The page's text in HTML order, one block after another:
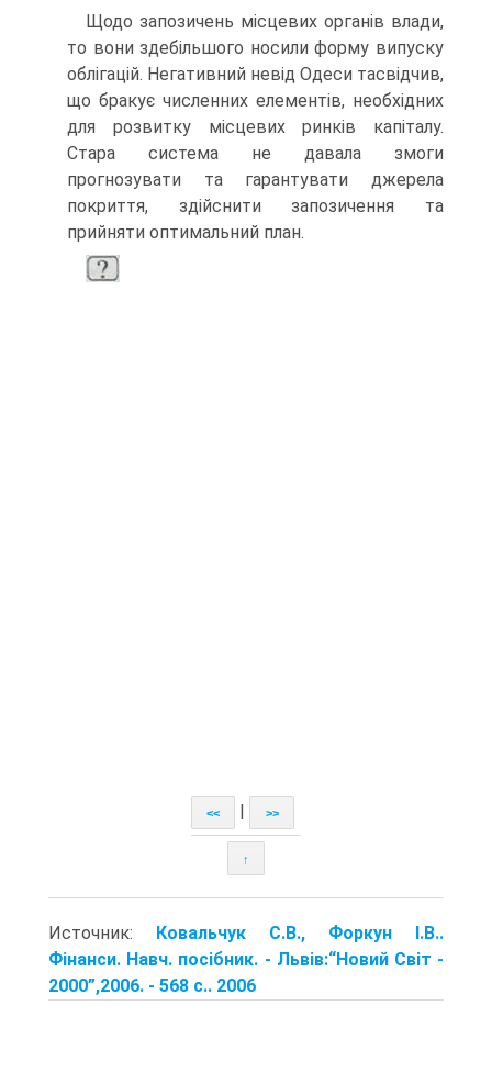
Щодо запозичень місцевих органів влади,
то вони здебільшого носили форму випуску
облігацій. Негативний невід Одеси тасвідчив,
що бракує численних елементів, необхідних
для розвитку місцевих ринків капіталу.
Стара система не давала змоги
прогнозувати та гарантувати джерела
покриття, здійснити запозичення та
прийняти оптимальний план.
<< >>
↑
Источник: Ковальчук С.В., Форкун І.В..
Фінанси. Навч. посібник. - Львів:“Новий Світ -
2000”,2006. - 568 с.. 2006